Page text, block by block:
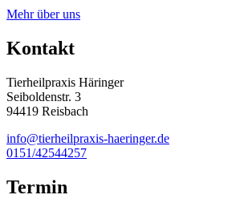
Mehr über uns
Kontakt
Tierheilpraxis Häringer
Seiboldenstr. 3
94419 Reisbach
info@tierheilpraxis-haeringer.de
0151/42544257
Termin